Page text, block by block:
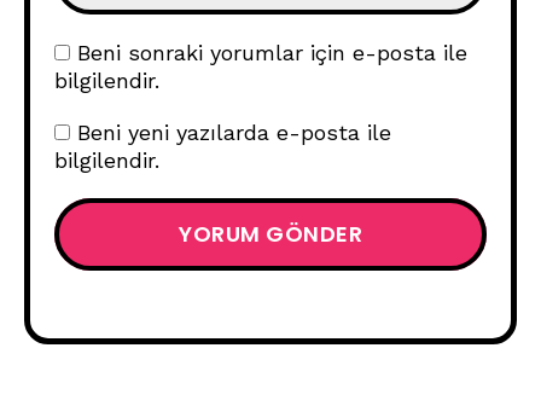
Beni sonraki yorumlar için e-posta ile
bilgilendir.
Beni yeni yazılarda e-posta ile
bilgilendir.